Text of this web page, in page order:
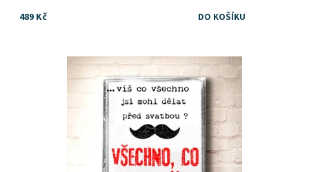
489 Kč
Dostupnost: Skladem